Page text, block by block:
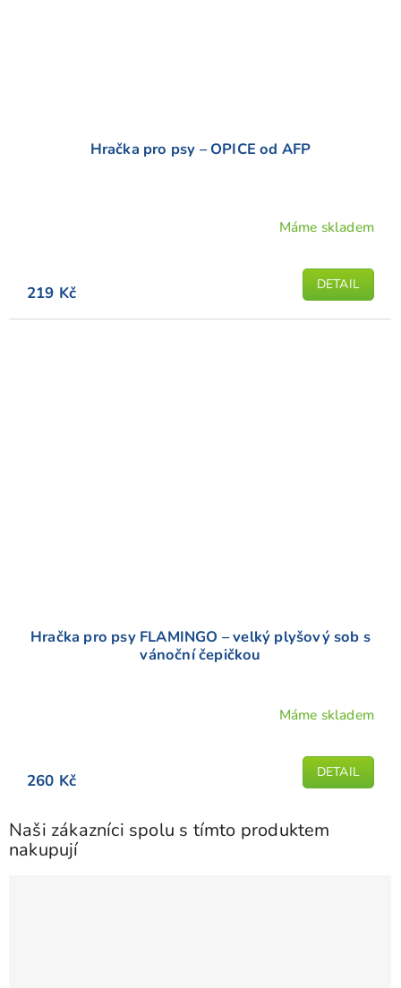
Hračka pro psy – OPICE od AFP
Máme skladem
219 Kč DETAIL
Hračka pro psy FLAMINGO – velký plyšový sob s
vánoční čepičkou
Máme skladem
260 Kč DETAIL
Naši zákazníci spolu s tímto produktem
nakupují